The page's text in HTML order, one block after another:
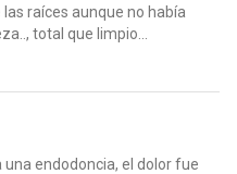
raíces aunque no había
total que limpio...
endodoncia, el dolor fue